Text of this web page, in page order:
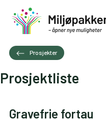
Prosjekter
Prosjektliste
Gravefrie fortau